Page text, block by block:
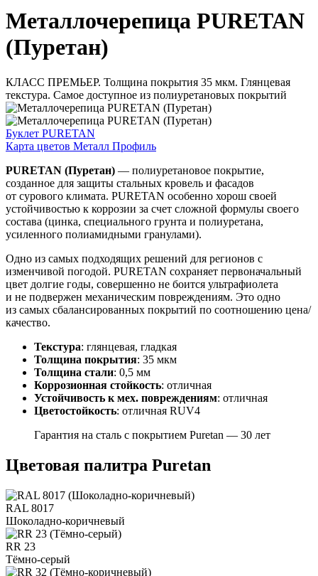
Металлочерепица PURETAN
(Пуретан)
КЛАСС ПРЕМЬЕР. Толщина покрытия 35 мкм. Глянцевая
текстура. Самое доступное из полиуретановых покрытий
Буклет PURETAN
Карта цветов Металл Профиль
PURETAN (Пуретан) — полиуретановое покрытие,
созданное для защиты стальных кровель и фасадов
от сурового климата. PURETAN особенно хорош своей
устойчивостью к коррозии за счет сложной формулы своего
состава (цинка, специального грунта и полиуретана,
усиленного полиамидными гранулами).
Одно из самых подходящих решений для регионов с
изменчивой погодой. PURETAN сохраняет первоначальный
цвет долгие годы, совершенно не боится ультрафиолета
и не подвержен механическим повреждениям. Это одно
из самых сбалансированных покрытий по соотношению цена/
качество.
Текстура: глянцевая, гладкая
Толщина покрытия: 35 мкм
Толщина стали: 0,5 мм
Коррозионная стойкость: отличная
Устойчивость к мех. повреждениям: отличная
Цветостойкость: отличная RUV4
Гарантия на сталь с покрытием Puretan — 30 лет
Цветовая палитра Puretan
RAL 8017
Шоколадно-коричневый
RR 23
Тёмно-серый